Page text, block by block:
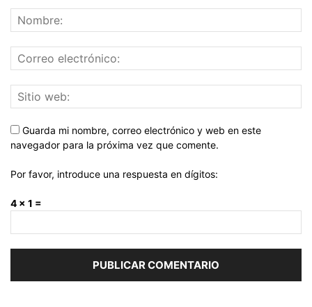
Guarda mi nombre, correo electrónico y web en este
navegador para la próxima vez que comente.
Por favor, introduce una respuesta en dígitos:
4 × 1 =